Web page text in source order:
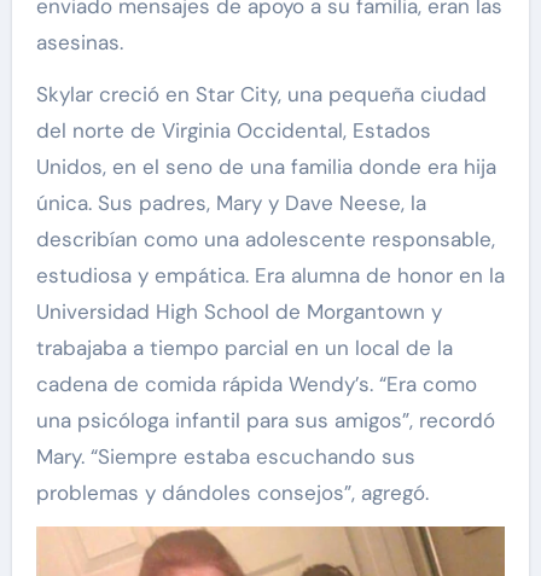
enviado mensajes de apoyo a su familia, eran las
asesinas.
Skylar creció en Star City, una pequeña ciudad
del norte de Virginia Occidental, Estados
Unidos, en el seno de una familia donde era hija
única. Sus padres, Mary y Dave Neese, la
describían como una adolescente responsable,
estudiosa y empática. Era alumna de honor en la
Universidad High School de Morgantown y
trabajaba a tiempo parcial en un local de la
cadena de comida rápida Wendy’s. “Era como
una psicóloga infantil para sus amigos”, recordó
Mary. “Siempre estaba escuchando sus
problemas y dándoles consejos”, agregó.